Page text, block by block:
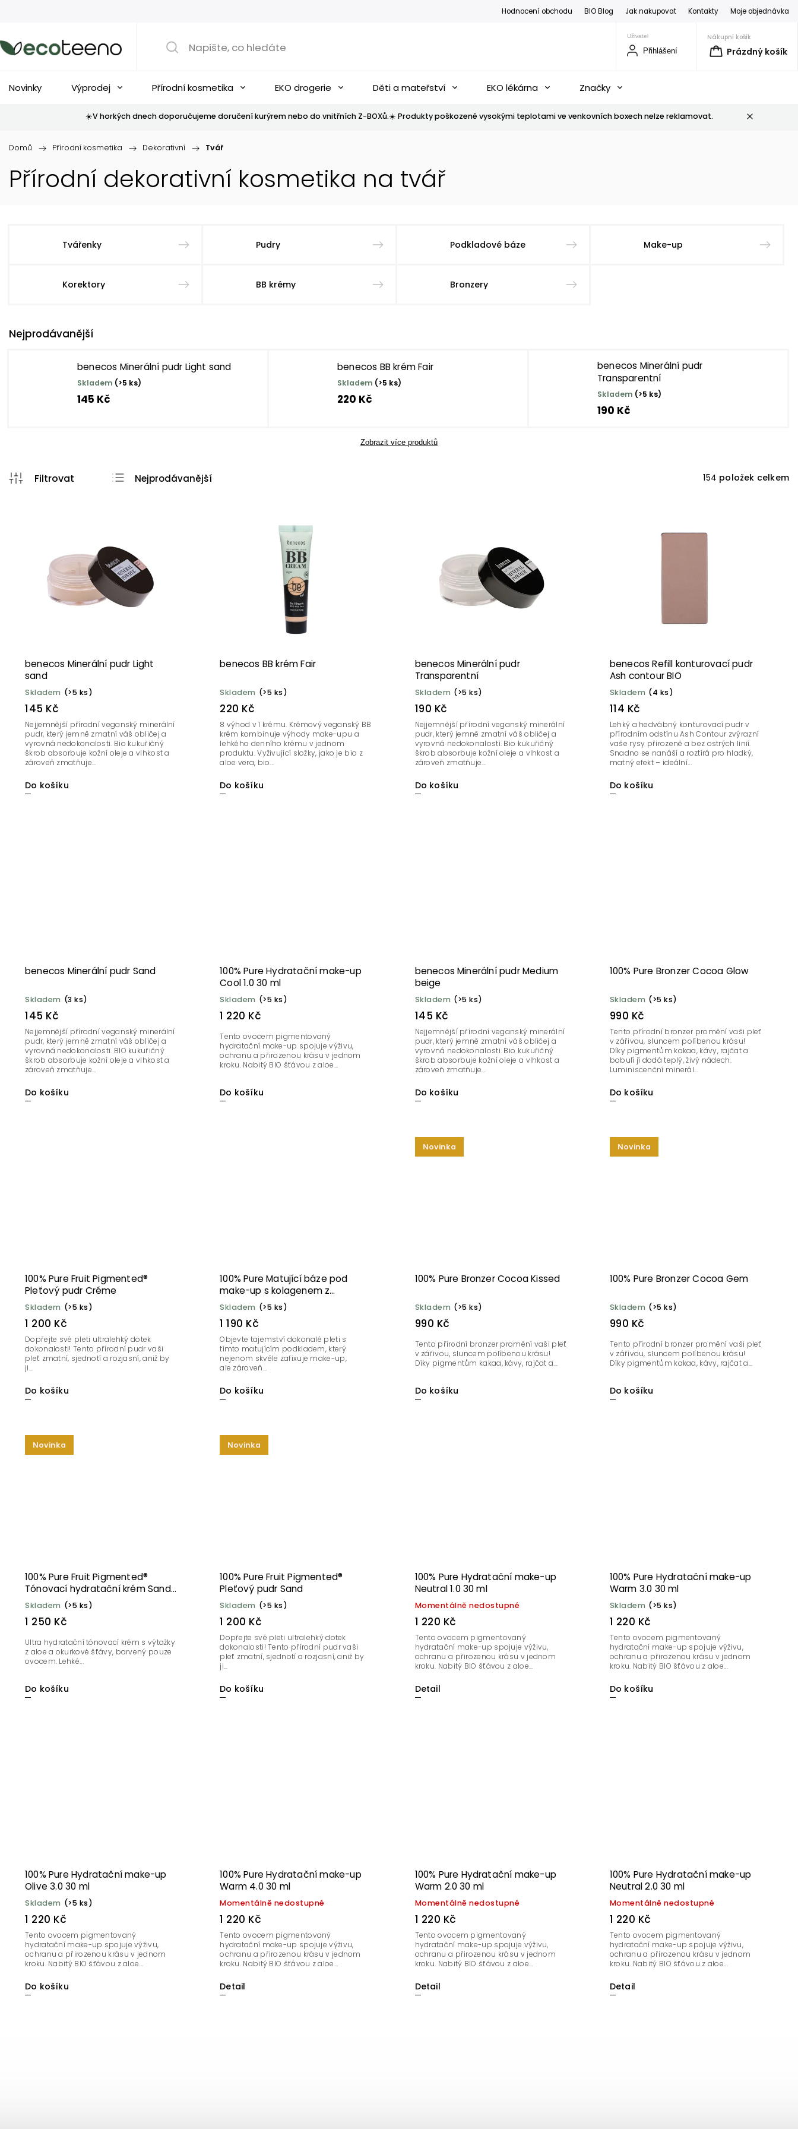
Hodnocení obchodu BIO Blog Jak nakupovat Kontakty Moje objednávka
Nákupní košík
Prázdný košík
Přihlášení
Novinky Výprodej Přírodní kosmetika EKO drogerie Děti a mateřství EKO lékárna Značky
☀️V horkých dnech doporučujeme doručení kurýrem nebo do vnitřních Z-BOXů.☀️ Produkty poškozené vysokými teplotami ve venkovních boxech nelze reklamovat.
Domů / Přírodní kosmetika / Dekorativní / Tvář
Přírodní dekorativní kosmetika na tvář
Tvářenky Pudry Podkladové báze Make-up
Korektory BB krémy Bronzery
Nejprodávanější
benecos Minerální pudr Light sand
Skladem (>5 ks)
145 Kč
benecos BB krém Fair
Skladem (>5 ks)
220 Kč
benecos Minerální pudr
Transparentní
Skladem (>5 ks)
190 Kč
Zobrazit více produktů
Nejprodávanější
154 položek celkem
benecos Minerální pudr Light
sand
Skladem (>5 ks)
145 Kč
Do košíku
Nejjemnější přírodní veganský minerální
pudr, který jemně zmatní váš obličej a
vyrovná nedokonalosti. Bio kukuřičný
škrob absorbuje kožní oleje a vlhkost a
zároveň zmatňuje...
benecos BB krém Fair
Skladem (>5 ks)
220 Kč
Do košíku
8 výhod v 1 krému. Krémový veganský BB
krém kombinuje výhody make-upu a
lehkého denního krému v jednom
produktu. Vyživující složky, jako je bio z
aloe vera, bio...
benecos Minerální pudr
Transparentní
Skladem (>5 ks)
190 Kč
Do košíku
Nejjemnější přírodní veganský minerální
pudr, který jemně zmatní váš obličej a
vyrovná nedokonalosti. Bio kukuřičný
škrob absorbuje kožní oleje a vlhkost a
zároveň zmatňuje...
benecos Refill konturovací pudr
Ash contour BIO
Skladem (4 ks)
114 Kč
Do košíku
Lehký a hedvábný konturovací pudr v
přírodním odstínu Ash Contour zvýrazní
vaše rysy přirozeně a bez ostrých linií.
Snadno se nanáší a roztírá pro hladký,
matný efekt – ideální...
benecos Minerální pudr Sand
Skladem (3 ks)
145 Kč
Do košíku
Nejjemnější přírodní veganský minerální
pudr, který jemně zmatní váš obličej a
vyrovná nedokonalosti. BIO kukuřičný
škrob absorbuje kožní oleje a vlhkost a
zároveň zmatňuje...
100% Pure Hydratační make-up
Cool 1.0 30 ml
Skladem (>5 ks)
1 220 Kč
Do košíku
Tento ovocem pigmentovaný
hydratační make-up spojuje výživu,
ochranu a přirozenou krásu v jednom
kroku. Nabitý BIO šťávou z aloe...
benecos Minerální pudr Medium
beige
Skladem (>5 ks)
145 Kč
Do košíku
Nejjemnější přírodní veganský minerální
pudr, který jemně zmatní váš obličej a
vyrovná nedokonalosti. Bio kukuřičný
škrob absorbuje kožní oleje a vlhkost a
zároveň zmatňuje...
100% Pure Bronzer Cocoa Glow
Skladem (>5 ks)
990 Kč
Do košíku
Tento přírodní bronzer promění vaši pleť
v zářivou, sluncem políbenou krásu!
Díky pigmentům kakaa, kávy, rajčat a
bobulí jí dodá teplý, živý nádech.
Luminiscenční minerál...
100% Pure Fruit Pigmented®
Pleťový pudr Créme
Skladem (>5 ks)
1 200 Kč
Do košíku
Dopřejte své pleti ultralehký dotek
dokonalosti! Tento přírodní pudr vaši
pleť zmatní, sjednotí a rozjasní, aniž by
ji...
100% Pure Matující báze pod
make-up s kolagenem z
mořských řas 30 ml
Skladem (>5 ks)
1 190 Kč
Do košíku
Objevte tajemství dokonalé pleti s
tímto matujícím podkladem, který
nejenom skvěle zafixuje make-up,
ale zároveň...
Novinka
100% Pure Bronzer Cocoa Kissed
Skladem (>5 ks)
990 Kč
Do košíku
Tento přírodní bronzer promění vaši pleť
v zářivou, sluncem políbenou krásu!
Díky pigmentům kakaa, kávy, rajčat a...
Novinka
100% Pure Bronzer Cocoa Gem
Skladem (>5 ks)
990 Kč
Do košíku
Tento přírodní bronzer promění vaši pleť
v zářivou, sluncem políbenou krásu!
Díky pigmentům kakaa, kávy, rajčat a...
Novinka
100% Pure Fruit Pigmented®
Tónovací hydratační krém Sand
30 ml
Skladem (>5 ks)
1 250 Kč
Do košíku
Ultra hydratační tónovací krém s výtažky
z aloe a okurkové šťávy, barvený pouze
ovocem. Lehké...
Novinka
100% Pure Fruit Pigmented®
Pleťový pudr Sand
Skladem (>5 ks)
1 200 Kč
Do košíku
Dopřejte své pleti ultralehký dotek
dokonalosti! Tento přírodní pudr vaši
pleť zmatní, sjednotí a rozjasní, aniž by
ji...
100% Pure Hydratační make-up
Neutral 1.0 30 ml
Momentálně nedostupné
1 220 Kč
Detail
Tento ovocem pigmentovaný
hydratační make-up spojuje výživu,
ochranu a přirozenou krásu v jednom
kroku. Nabitý BIO šťávou z aloe...
100% Pure Hydratační make-up
Warm 3.0 30 ml
Skladem (>5 ks)
1 220 Kč
Do košíku
Tento ovocem pigmentovaný
hydratační make-up spojuje výživu,
ochranu a přirozenou krásu v jednom
kroku. Nabitý BIO šťávou z aloe...
100% Pure Hydratační make-up
Olive 3.0 30 ml
Skladem (>5 ks)
1 220 Kč
Do košíku
Tento ovocem pigmentovaný
hydratační make-up spojuje výživu,
ochranu a přirozenou krásu v jednom
kroku. Nabitý BIO šťávou z aloe...
100% Pure Hydratační make-up
Warm 4.0 30 ml
Momentálně nedostupné
1 220 Kč
Detail
Tento ovocem pigmentovaný
hydratační make-up spojuje výživu,
ochranu a přirozenou krásu v jednom
kroku. Nabitý BIO šťávou z aloe...
100% Pure Hydratační make-up
Warm 2.0 30 ml
Momentálně nedostupné
1 220 Kč
Detail
Tento ovocem pigmentovaný
hydratační make-up spojuje výživu,
ochranu a přirozenou krásu v jednom
kroku. Nabitý BIO šťávou z aloe...
100% Pure Hydratační make-up
Neutral 2.0 30 ml
Momentálně nedostupné
1 220 Kč
Detail
Tento ovocem pigmentovaný
hydratační make-up spojuje výživu,
ochranu a přirozenou krásu v jednom
kroku. Nabitý BIO šťávou z aloe...